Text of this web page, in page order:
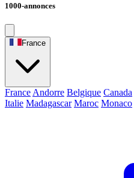
1000-annonces
France
France Andorre Belgique Canada
Italie Madagascar Maroc Monaco